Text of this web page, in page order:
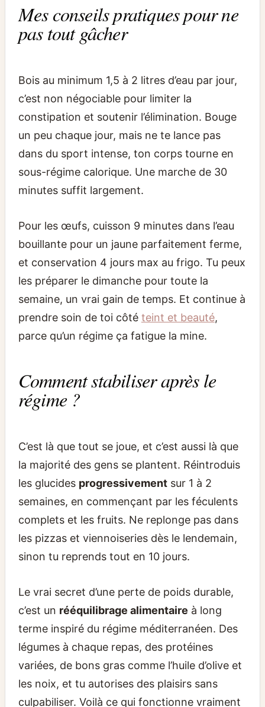
Mes conseils pratiques pour ne
pas tout gâcher
Bois au minimum 1,5 à 2 litres d’eau par jour,
c’est non négociable pour limiter la
constipation et soutenir l’élimination. Bouge
un peu chaque jour, mais ne te lance pas
dans du sport intense, ton corps tourne en
sous-régime calorique. Une marche de 30
minutes suffit largement.
Pour les œufs, cuisson 9 minutes dans l’eau
bouillante pour un jaune parfaitement ferme,
et conservation 4 jours max au frigo. Tu peux
les préparer le dimanche pour toute la
semaine, un vrai gain de temps. Et continue à
prendre soin de toi côté teint et beauté,
parce qu’un régime ça fatigue la mine.
Comment stabiliser après le
régime ?
C’est là que tout se joue, et c’est aussi là que
la majorité des gens se plantent. Réintroduis
les glucides progressivementsur 1 à 2
semaines, en commençant par les féculents
complets et les fruits. Ne replonge pas dans
les pizzas et viennoiseries dès le lendemain,
sinon tu reprends tout en 10 jours.
Le vrai secret d’une perte de poids durable,
c’est un rééquilibrage alimentaire à long
terme inspiré du régime méditerranéen. Des
légumes à chaque repas, des protéines
variées, de bons gras comme l’huile d’olive et
les noix, et tu autorises des plaisirs sans
culpabiliser. Voilà ce qui fonctionne vraiment